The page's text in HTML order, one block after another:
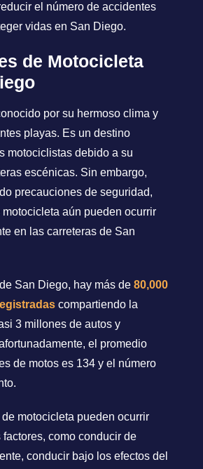
el número de accidentes
vidas en San Diego.
de Motocicleta
por su hermoso clima y
playas. Es un destino
motociclistas debido a su
escénicas. Sin embargo,
precauciones de seguridad,
aún pueden ocurrir
en las carreteras de San
San Diego, hay más de 80,000
compartiendo la
3 millones de autos y
el promedio
de motos es 134 y el número
motocicleta pueden ocurrir
como conducir de
conducir bajo los efectos del